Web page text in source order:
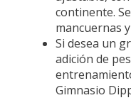
continente.
mancuernas y
Si desea un
adición de
Gimnasio